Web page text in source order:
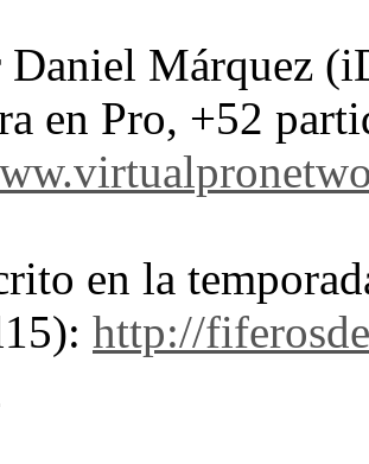
Daniel Márquez
en Pro, +52
en la
http://